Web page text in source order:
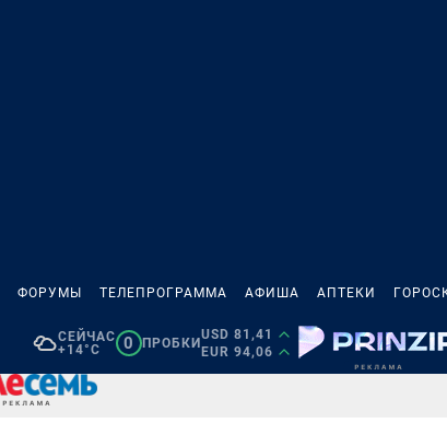
ФОРУМЫ ТЕЛЕПРОГРАММА АФИША АПТЕКИ
СЕЙЧАС
+14°C
0 ПРОБКИ
USD 81,41
EUR 94,06